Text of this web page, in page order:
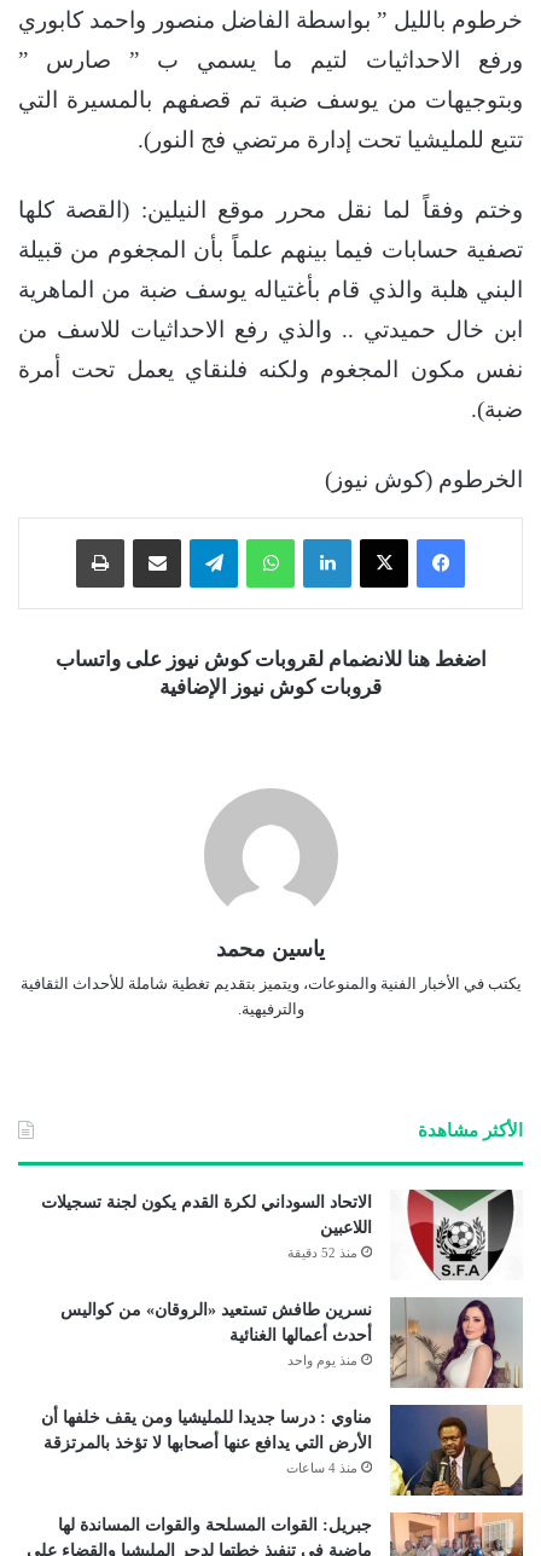
خرطوم بالليل ” بواسطة الفاضل منصور واحمد كابوري
ورفع الاحداثيات لتيم ما يسمي ب ” صارس ”
وبتوجيهات من يوسف ضبة تم قصفهم بالمسيرة التي
تتبع للمليشيا تحت إدارة مرتضي فج النور).
وختم وفقاً لما نقل محرر موقع النيلين: (القصة كلها
تصفية حسابات فيما بينهم علماً بأن المجغوم من قبيلة
البني هلبة والذي قام بأغتياله يوسف ضبة من الماهرية
ابن خال حميدتي .. والذي رفع الاحداثيات للاسف من
نفس مكون المجغوم ولكنه فلنقاي يعمل تحت أمرة
ضبة).
الخرطوم (كوش نيوز)
فيسبوك ‫X لينكدإن واتساب تيلقرام
اضغط هنا للانضمام لقروبات كوش نيوز على واتساب
قروبات كوش نيوز الإضافية
ياسين محمد
يكتب في الأخبار الفنية والمنوعات، ويتميز بتقديم تغطية شاملة للأحداث الثقافية
والترفيهية.
الأكثر مشاهدة
الاتحاد السوداني لكرة القدم يكون لجنة تسجيلات
اللاعبين
منذ 52 دقيقة
نسرين طافش تستعيد «الروقان» من كواليس
أحدث أعمالها الغنائية
منذ يوم واحد
مناوي : درسا جديدا للمليشيا ومن يقف خلفها أن
الأرض التي يدافع عنها أصحابها لا تؤخذ بالمرتزقة
منذ 4 ساعات
جبريل: القوات المسلحة والقوات المساندة لها
ماضية في تنفيذ خطتها لدحر المليشيا والقضاء على